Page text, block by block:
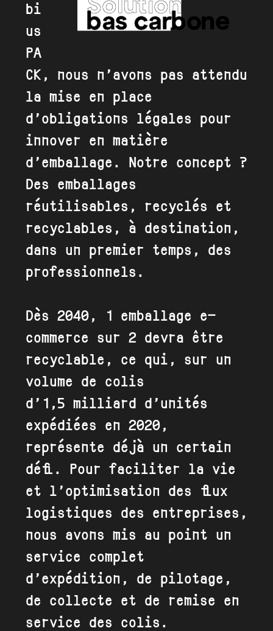
bi
us
PA
CK, nous n’avons pas attendu
la mise en place
d’obligations légales pour
innover en matière
d’emballage. Notre concept ?
Des emballages
réutilisables, recyclés et
recyclables, à destination,
dans un premier temps, des
professionnels.
Dès 2040, 1 emballage e-
commerce sur 2 devra être
recyclable, ce qui, sur un
volume de colis
d’1,5 milliard d’unités
expédiées en 2020,
représente déjà un certain
défi. Pour faciliter la vie
et l’optimisation des flux
logistiques des entreprises,
nous avons mis au point un
service complet
d’expédition, de pilotage,
de collecte et de remise en
service des colis.